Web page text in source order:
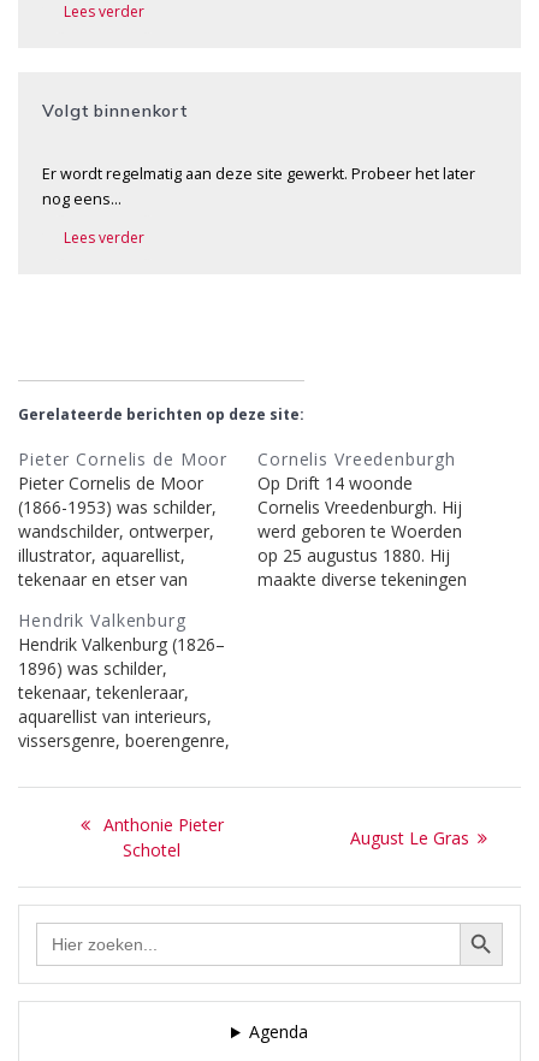
Lees verder
Volgt binnenkort
Er wordt regelmatig aan deze site gewerkt. Probeer het later
nog eens…
Lees verder
Gerelateerde berichten op deze site:
Pieter Cornelis de Moor
Pieter Cornelis de Moor
(1866-1953) was schilder,
wandschilder, ontwerper,
illustrator, aquarellist,
tekenaar en etser van
figuurvoorstellingen,
christelijk religieuze
voorstellingen, portretten,
stillevens en
stadsgezichten. Tussen
1926 en 1928 schilderde de
van de kruiswegstatie in de
Sint-Jansbasiliek te Laren.
| De Valk…
Cornelis Vreedenburgh
Op Drift 14 woonde
Cornelis Vreedenburgh. Hij
werd geboren te Woerden
op 25 augustus 1880. Hij
maakte diverse tekeningen
Hendrik Valkenburg
Hendrik Valkenburg (1826–
1896) was schilder,
tekenaar, tekenleraar,
aquarellist van interieurs,
vissersgenre, boerengenre,
portretten. Meer
informatie: Wikipedia | De
Valk Lexicon | RKD en
onderstaande berichten op
deze site.
Bericht
navigatie
Previous
post:
Anthonie Pieter
Schotel
Next
August Le Gras
Zoek Zoekknop
Agenda